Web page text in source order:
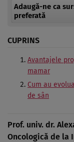
Adaugă-ne ca
preferată
CUPRINS
Avantajele
mamar
Cum au
de sân
Prof. univ. dr.
Oncologică de la